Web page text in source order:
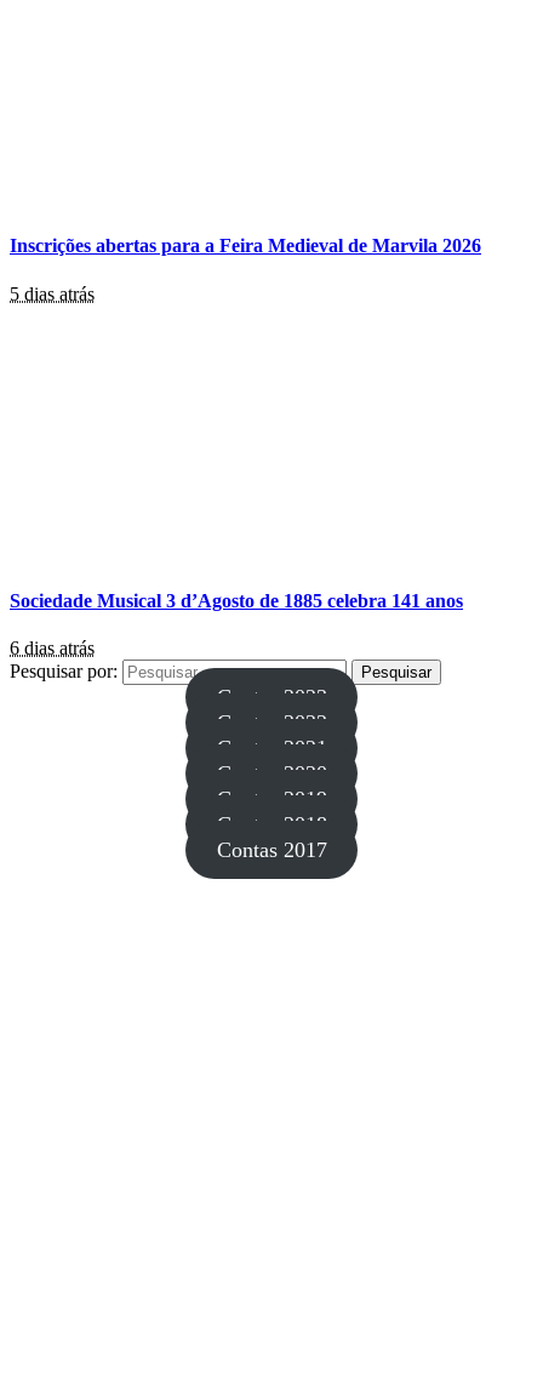
Inscrições abertas para a Feira Medieval de Marvila 2026
5 dias atrás
Sociedade Musical 3 d’Agosto de 1885 celebra 141 anos
6 dias atrás
Pesquisar por:
Contas 2023
Contas 2022
Contas 2021
Contas 2020
Contas 2019
Contas 2018
Contas 2017